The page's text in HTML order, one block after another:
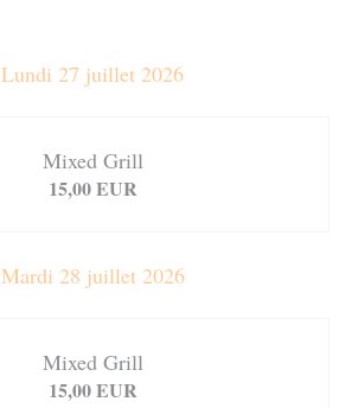
Lundi 27 juillet 2026
Mixed Grill
15,00 EUR
Mardi 28 juillet 2026
Mixed Grill
15,00 EUR